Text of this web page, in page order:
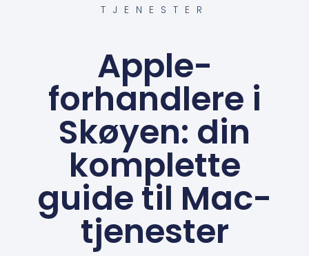
TJENESTER
Apple-
forhandlere i
Skøyen: din
komplette
guide til Mac-
tjenester